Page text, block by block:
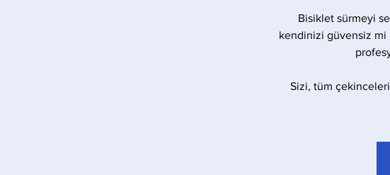
Bisiklet sürmeyi
kendinizi güvensiz mi
Sizi, tüm